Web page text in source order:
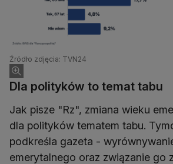
Źródło zdjęcia: TVN24
Dla polityków to temat tabu
Jak pisze "Rz", zmiana wieku
dla polityków tematem tabu.
podkreśla gazeta -
emerytalnego oraz związanie go